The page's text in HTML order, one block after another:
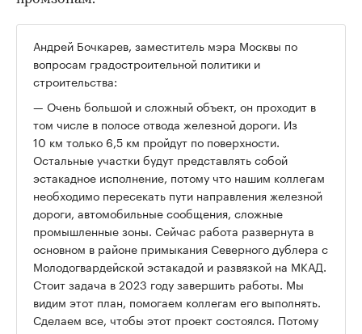
Андрей Бочкарев, заместитель мэра Москвы по
вопросам градостроительной политики и
строительства:
— Очень большой и сложный объект, он проходит в
том числе в полосе отвода железной дороги. Из
10 км только 6,5 км пройдут по поверхности.
Остальные участки будут представлять собой
эстакадное исполнение, потому что нашим коллегам
необходимо пересекать пути направления железной
дороги, автомобильные сообщения, сложные
промышленные зоны. Сейчас работа развернута в
основном в районе примыкания Северного дублера с
Молодогвардейской эстакадой и развязкой на МКАД.
Стоит задача в 2023 году завершить работы. Мы
видим этот план, помогаем коллегам его выполнять.
Сделаем все, чтобы этот проект состоялся. Потому